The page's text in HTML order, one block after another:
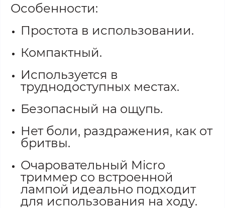
Особенности:
Простота в использовании.
Компактный.
Используется в
труднодоступных местах.
Безопасный на ощупь.
Нет боли, раздражения, как от
бритвы.
Очаровательный Micro
триммер со встроенной
лампой идеально подходит
для использования на ходу.